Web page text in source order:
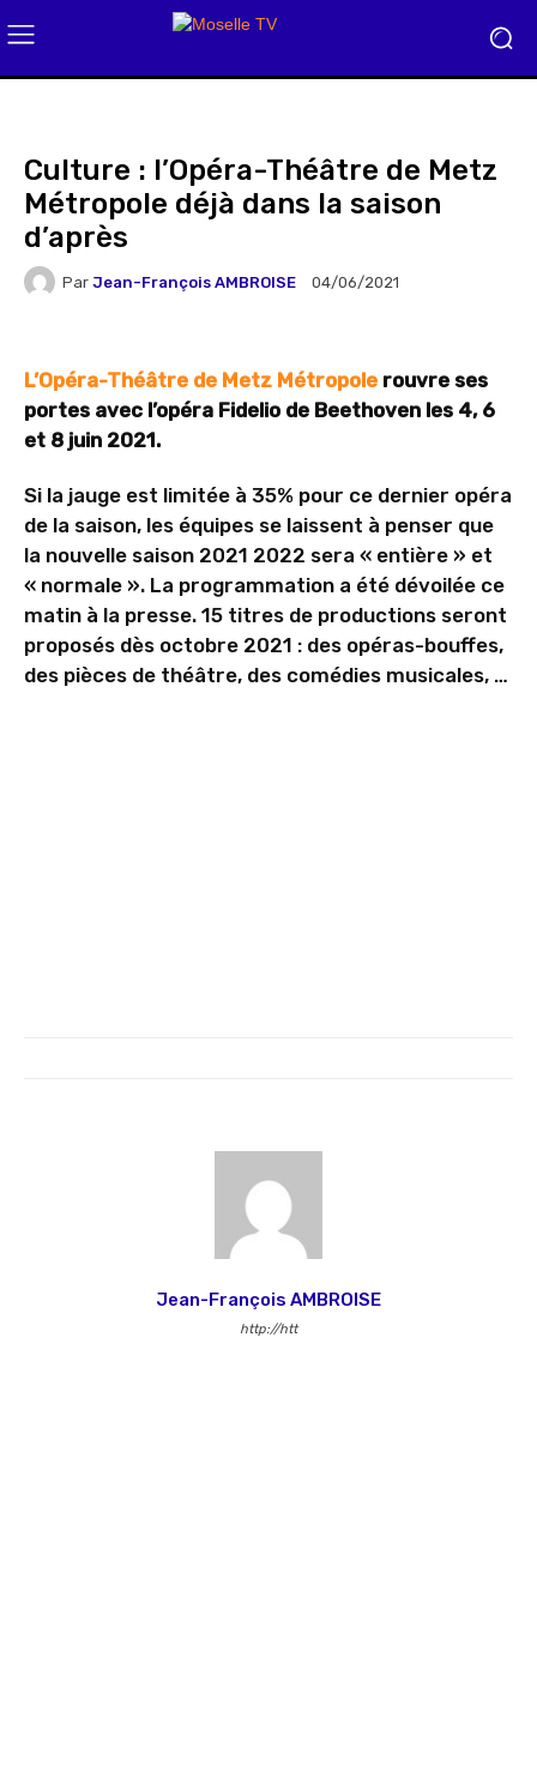
Culture : l’Opéra-Théâtre de Metz
Métropole déjà dans la saison
d’après
Par Jean-François AMBROISE 04/06/2021
L’Opéra-Théâtre de Metz Métropole rouvre ses
portes avec l’opéra Fidelio de Beethoven les 4, 6
et 8 juin 2021.
Si la jauge est limitée à 35% pour ce dernier opéra
de la saison, les équipes se laissent à penser que
la nouvelle saison 2021 2022 sera « entière » et
« normale ». La programmation a été dévoilée ce
matin à la presse. 15 titres de productions seront
proposés dès octobre 2021 : des opéras-bouffes,
des pièces de théâtre, des comédies musicales, …
Jean-François AMBROISE
http://htt